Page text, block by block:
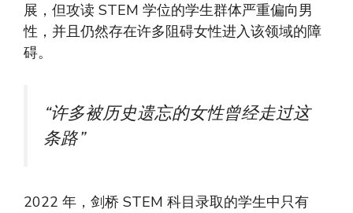
展，但攻读 STEM 学位的学生群体严重偏向男
性，并且仍然存在许多阻碍女性进入该领域的障
碍。
“许多被历史遗忘的女性曾经走过这
条路”
2022 年，剑桥 STEM 科目录取的学生中只有